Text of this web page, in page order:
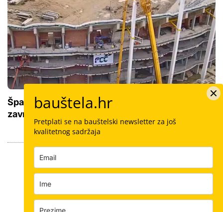
Španjolska dobiva novi mega stadion: Nikad
završena konstrukcija stara je 20 godina
bauštela.hr
Pretplati se na bauštelski newsletter za još
kvalitetnog sadržaja